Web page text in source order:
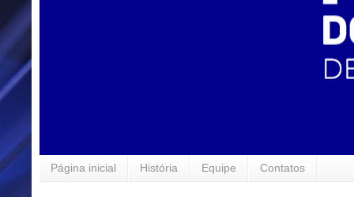
Página inicial História Equipe Contatos